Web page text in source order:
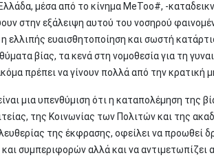
μέσα από το κίνημα ΜeToo#, -
στην εξάλειψη αυτού του νοσηρού
ελλιπής ευαισθητοποίηση και σωστή
βίας, τα κενά στη νομοθεσία για τη
πρέπει να γίνουν πολλά από την κρατική
μια υπενθύμιση ότι η καταπολέμηση της
της Κοινωνίας των Πολιτών και της
της έκφρασης, οφείλει να προωθεί
συμπεριφορών αλλά και να αντιμετωπίζει